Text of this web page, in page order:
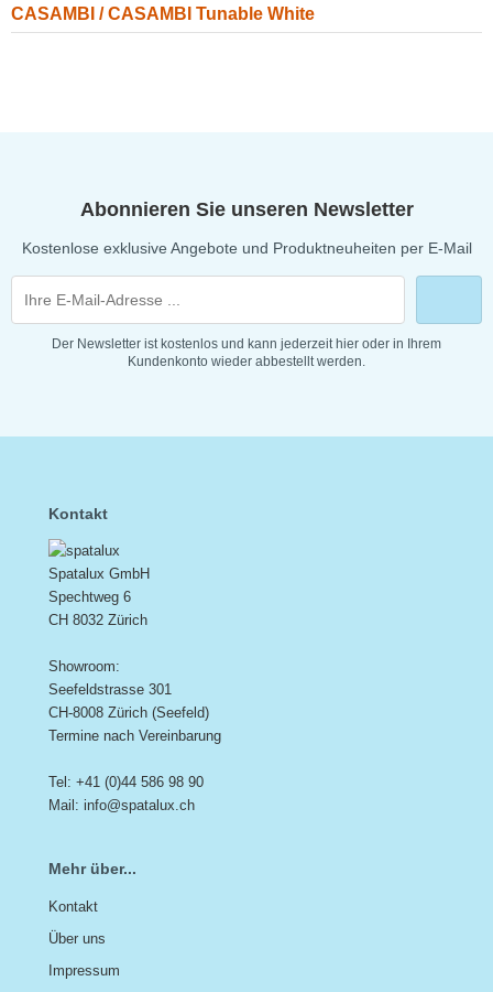
CASAMBI / CASAMBI Tunable White
Abonnieren Sie unseren Newsletter
Kostenlose exklusive Angebote und Produktneuheiten per E-Mail
Der Newsletter ist kostenlos und kann jederzeit hier oder in Ihrem
Kundenkonto wieder abbestellt werden.
Kontakt
Spatalux GmbH
Spechtweg 6
CH 8032 Zürich
Showroom:
Seefeldstrasse 301
CH-8008 Zürich (Seefeld)
Termine nach Vereinbarung
Tel: +41 (0)44 586 98 90
Mail: info@spatalux.ch
Mehr über...
Kontakt
Über uns
Impressum